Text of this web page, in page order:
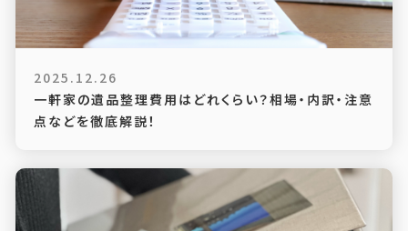
2025.12.26
一軒家の遺品整理費用はどれくらい？相場・内訳・注意
点などを徹底解説！